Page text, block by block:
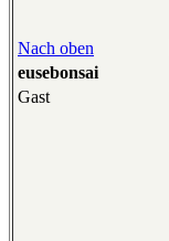
Nach oben
eusebonsai
Gast